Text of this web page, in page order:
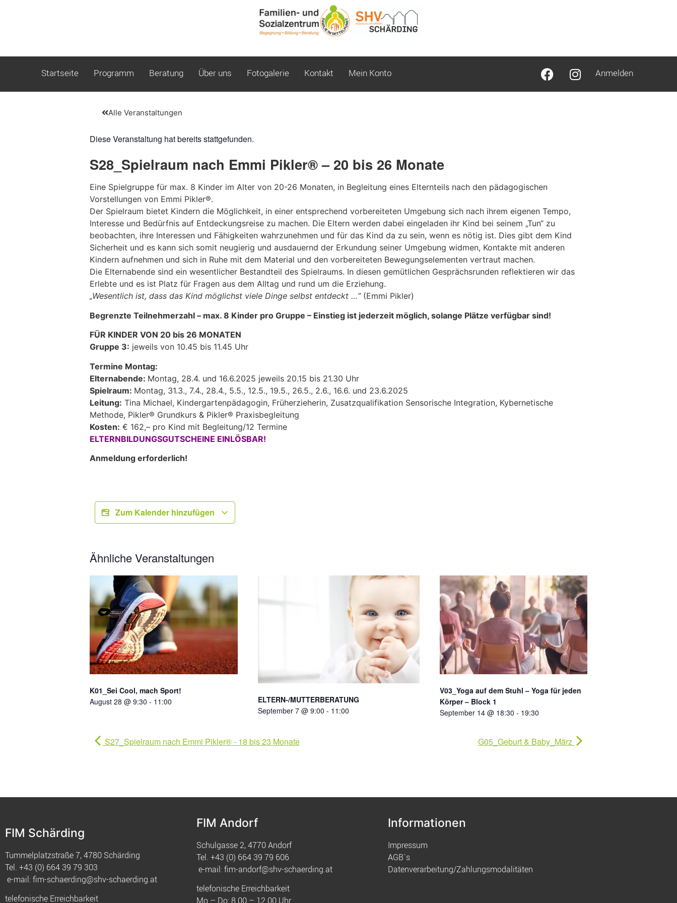
Startseite Programm Beratung Über uns Fotogalerie Kontakt Mein Konto Anmelden
Alle Veranstaltungen
Diese Veranstaltung hat bereits stattgefunden.
S28_Spielraum nach Emmi Pikler® – 20 bis 26 Monate
Eine Spielgruppe für max. 8 Kinder im Alter von 20-26 Monaten, in Begleitung eines Elternteils nach den pädagogischen
Vorstellungen von Emmi Pikler®.
Der Spielraum bietet Kindern die Möglichkeit, in einer entsprechend vorbereiteten Umgebung sich nach ihrem eigenen Tempo,
Interesse und Bedürfnis auf Entdeckungsreise zu machen. Die Eltern werden dabei eingeladen ihr Kind bei seinem „Tun“ zu
beobachten, ihre Interessen und Fähigkeiten wahrzunehmen und für das Kind da zu sein, wenn es nötig ist. Dies gibt dem Kind
Sicherheit und es kann sich somit neugierig und ausdauernd der Erkundung seiner Umgebung widmen, Kontakte mit anderen
Kindern aufnehmen und sich in Ruhe mit dem Material und den vorbereiteten Bewegungselementen vertraut machen.
Die Elternabende sind ein wesentlicher Bestandteil des Spielraums. In diesen gemütlichen Gesprächsrunden reflektieren wir das
Erlebte und es ist Platz für Fragen aus dem Alltag und rund um die Erziehung.
„Wesentlich ist, dass das Kind möglichst viele Dinge selbst entdeckt …“ (Emmi Pikler)
Begrenzte Teilnehmerzahl – max. 8 Kinder pro Gruppe – Einstieg ist jederzeit möglich, solange Plätze verfügbar sind!
FÜR KINDER VON 20 bis 26 MONATEN
Gruppe 3: jeweils von 10.45 bis 11.45 Uhr
Termine Montag:
Elternabende: Montag, 28.4. und 16.6.2025 jeweils 20.15 bis 21.30 Uhr
Spielraum: Montag, 31.3., 7.4., 28.4., 5.5., 12.5., 19.5., 26.5., 2.6., 16.6. und 23.6.2025
Leitung: Tina Michael, Kindergartenpädagogin, Früherzieherin, Zusatzqualifikation Sensorische Integration, Kybernetische
Methode, Pikler® Grundkurs & Pikler® Praxisbegleitung
Kosten: € 162,– pro Kind mit Begleitung/12 Termine
ELTERNBILDUNGSGUTSCHEINE EINLÖSBAR!
Anmeldung erforderlich!
Zum Kalender hinzufügen
Ähnliche Veranstaltungen
K01_Sei Cool, mach Sport!
August 28 @ 9:30 - 11:00
ELTERN-/MUTTERBERATUNG
September 7 @ 9:00 - 11:00
V03_Yoga auf dem Stuhl – Yoga für jeden
Körper – Block 1
September 14 @ 18:30 - 19:30
S27_Spielraum nach Emmi Pikler® - 18 bis 23 Monate G05_Geburt & Baby_März
FIM Schärding
Tummelplatzstraße 7, 4780 Schärding
Tel. +43 (0) 664 39 79 303
e-mail:fim-schaerding@shv-schaerding.at
telefonische Erreichbarkeit
FIM Andorf
Schulgasse 2, 4770 Andorf
Tel. +43 (0) 664 39 79 606
e-mail:fim-andorf@shv-schaerding.at
telefonische Erreichbarkeit
Mo – Do: 8.00 – 12.00 Uhr
Informationen
Impressum
AGB`s
Datenverarbeitung/Zahlungsmodalitäten